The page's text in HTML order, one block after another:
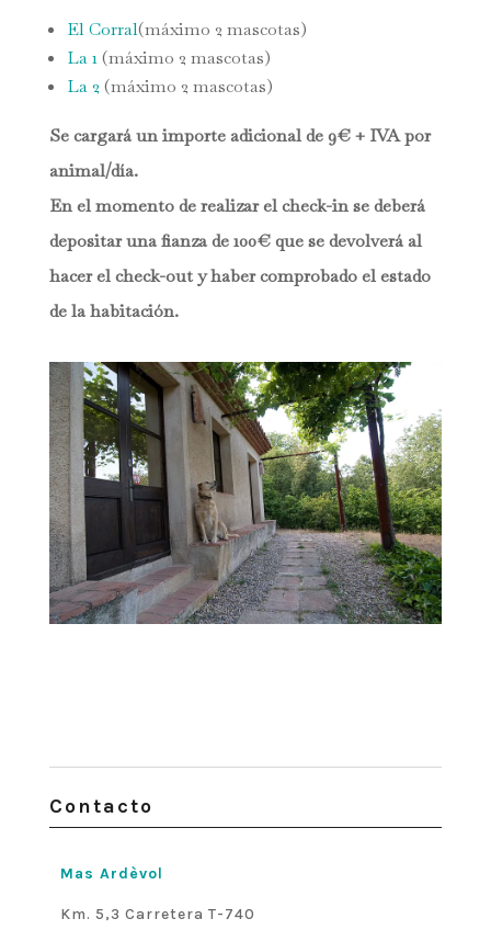
El Corral(máximo 2 mascotas)
La 1(máximo 2 mascotas)
La 2 (máximo 2 mascotas)
Se cargará un importe adicional de 9€ + IVA por
animal/día.
En el momento de realizar el check-in se deberá
depositar una fianza de 100€ que se devolverá al
hacer el check-out y haber comprobado el estado
de la habitación.
Contacto
Mas Ardèvol
Km. 5,3 Carretera T-740